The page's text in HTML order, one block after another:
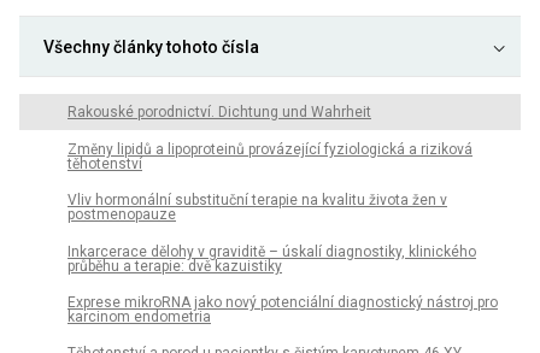
Všechny články tohoto čísla
Rakouské porodnictví. Dichtung und Wahrheit
Změny lipidů a lipoproteinů provázející fyziologická a riziková
těhotenství
Vliv hormonální substituční terapie na kvalitu života žen v
postmenopauze
Inkarcerace dělohy v graviditě – úskalí diagnostiky, klinického
průběhu a terapie: dvě kazuistiky
Exprese mikroRNA jako nový potenciální diagnostický nástroj pro
karcinom endometria